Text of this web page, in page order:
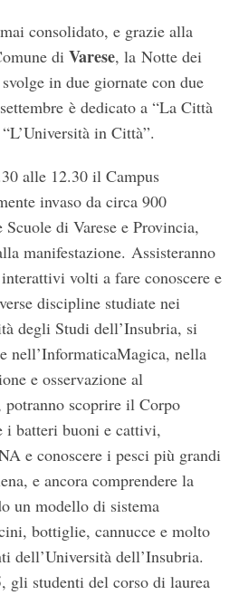
consolidato, e grazie alla
di Varese, la Notte dei
in due giornate con due
è dedicato a “La Città
in Città”.
alle 12.30 il Campus
invaso da circa 900
di Varese e Provincia,
manifestazione. Assisteranno
volti a fare conoscere e
discipline studiate nei
degli Studi dell’Insubria, si
nell’InformaticaMagica, nella
e osservazione al
scoprire il Corpo
i batteri buoni e cattivi,
e conoscere i pesci più grandi
e ancora comprendere la
un modello di sistema
bottiglie, cannucce e molto
dell’Università dell’Insubria.
gli studenti del corso di laurea